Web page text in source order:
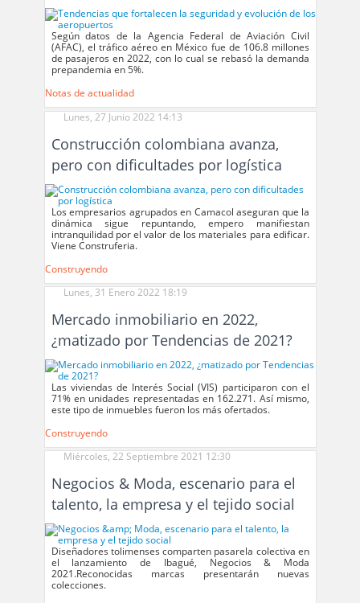
Según datos de la Agencia Federal de Aviación Civil
(AFAC), el tráfico aéreo en México fue de 106.8 millones
de pasajeros en 2022, con lo cual se rebasó la demanda
prepandemia en 5%.
Notas de actualidad
Lunes, 27 Junio 2022 14:13
Construcción colombiana avanza,
pero con dificultades por logística
Los empresarios agrupados en Camacol aseguran que la
dinámica sigue repuntando, empero manifiestan
intranquilidad por el valor de los materiales para edificar.
Viene Construferia.
Construyendo
Lunes, 31 Enero 2022 18:19
Mercado inmobiliario en 2022,
¿matizado por Tendencias de 2021?
Las viviendas de Interés Social (VIS) participaron con el
71% en unidades representadas en 162.271. Así mismo,
este tipo de inmuebles fueron los más ofertados.
Construyendo
Miércoles, 22 Septiembre 2021 12:30
Negocios & Moda, escenario para el
talento, la empresa y el tejido social
Diseñadores tolimenses comparten pasarela colectiva en
el lanzamiento de Ibagué, Negocios & Moda
2021.Reconocidas marcas presentarán nuevas
colecciones.